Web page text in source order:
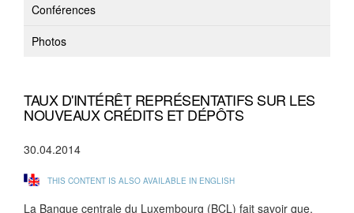
Conférences
Photos
TAUX D'INTÉRÊT REPRÉSENTATIFS SUR LES
NOUVEAUX CRÉDITS ET DÉPÔTS
30.04.2014
THIS CONTENT IS ALSO AVAILABLE IN ENGLISH
La Banque centrale du Luxembourg (BCL) fait savoir que,